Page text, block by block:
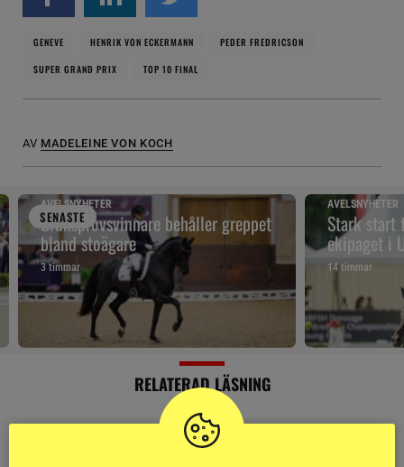
GENEVE HENRIK VON ECKERMANN
PEDER FREDRICSON
SUPER GRAND PRIX
TOP 10 FINAL
AV MADELEINE VON KOCH
SENASTE
AVELSNYHETER
Bruksprovsvinnare behåller greppet
bland stoägare
3 timmar
AVELSNYHETER
Stark start
ekipaget i
14 timmar
RELATERAD LÄSNING